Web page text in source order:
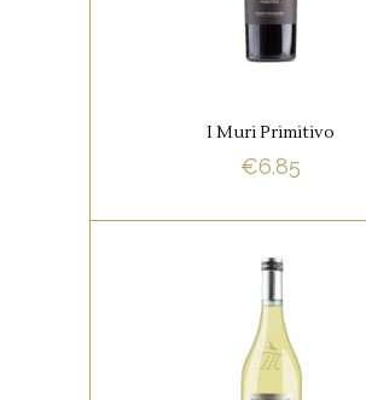
met zachte tannines. In
smaak tonen van
BUY NOW
I Muri Primitivo
€6.85
ITALIAANSE
WITTE WIJNEN
De wijn heeft een